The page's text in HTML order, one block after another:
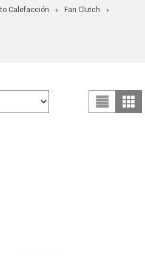
Calefacción
Fan Clutch